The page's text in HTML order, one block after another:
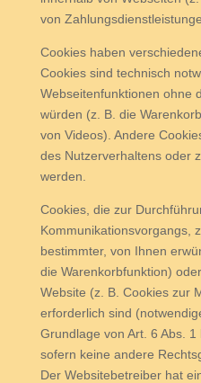
von
Cookies haben
Cookies sind technisch
Webseitenfunktionen ohne
würden (z. B. die
von Videos). Andere
des Nutzerverhaltens oder
werden.
Cookies, die zur
Kommunikationsvorgangs,
bestimmter, von Ihnen
die Warenkorbfunktion)
Website (z. B. Cookies zur
erforderlich sind
Grundlage von Art. 6 Abs. 1
sofern keine andere
Der Websitebetreiber hat